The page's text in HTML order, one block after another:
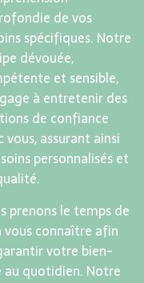
de vos
spécifiques. Notre
dévouée,
et sensible,
à entretenir des
de confiance
vous, assurant ainsi
personnalisés et
prenons le temps de
vous connaître afin
votre bien-
au quotidien. Notre